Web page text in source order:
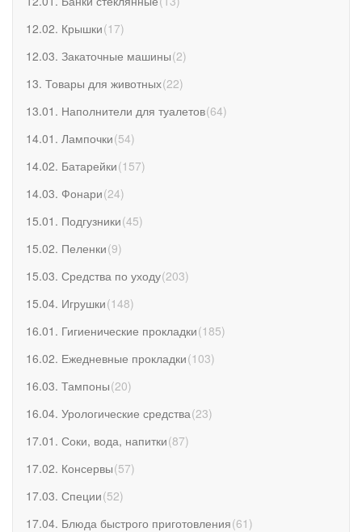
12.02. Крышки(17)
12.03. Закаточные машины(2)
13. Товары для животных(22)
13.01. Наполнители для туалетов(64)
14.01. Лампочки(54)
14.02. Батарейки(157)
14.03. Фонари(24)
15.01. Подгузники(45)
15.02. Пеленки(9)
15.03. Средства по уходу(203)
15.04. Игрушки(148)
16.01. Гигиенические прокладки(185)
16.02. Ежедневные прокладки(103)
16.03. Тампоны(20)
16.04. Урологические средства(23)
17.01. Соки, вода, напитки(87)
17.02. Консервы(57)
17.03. Специи(52)
17.04. Блюда быстрого приготовления(61 )